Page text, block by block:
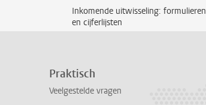
Inkomende uitwisseling: formulieren
en cijferlijsten
Praktisch
Veelgestelde vragen